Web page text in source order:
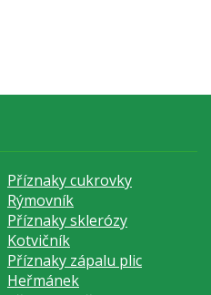
Příznaky cukrovky
Rýmovník
Příznaky sklerózy
Kotvičník
Příznaky zápalu plic
Heřmánek